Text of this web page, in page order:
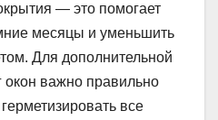
— это помогает
месяцы и уменьшить
Для дополнительной
окон важно правильно
все